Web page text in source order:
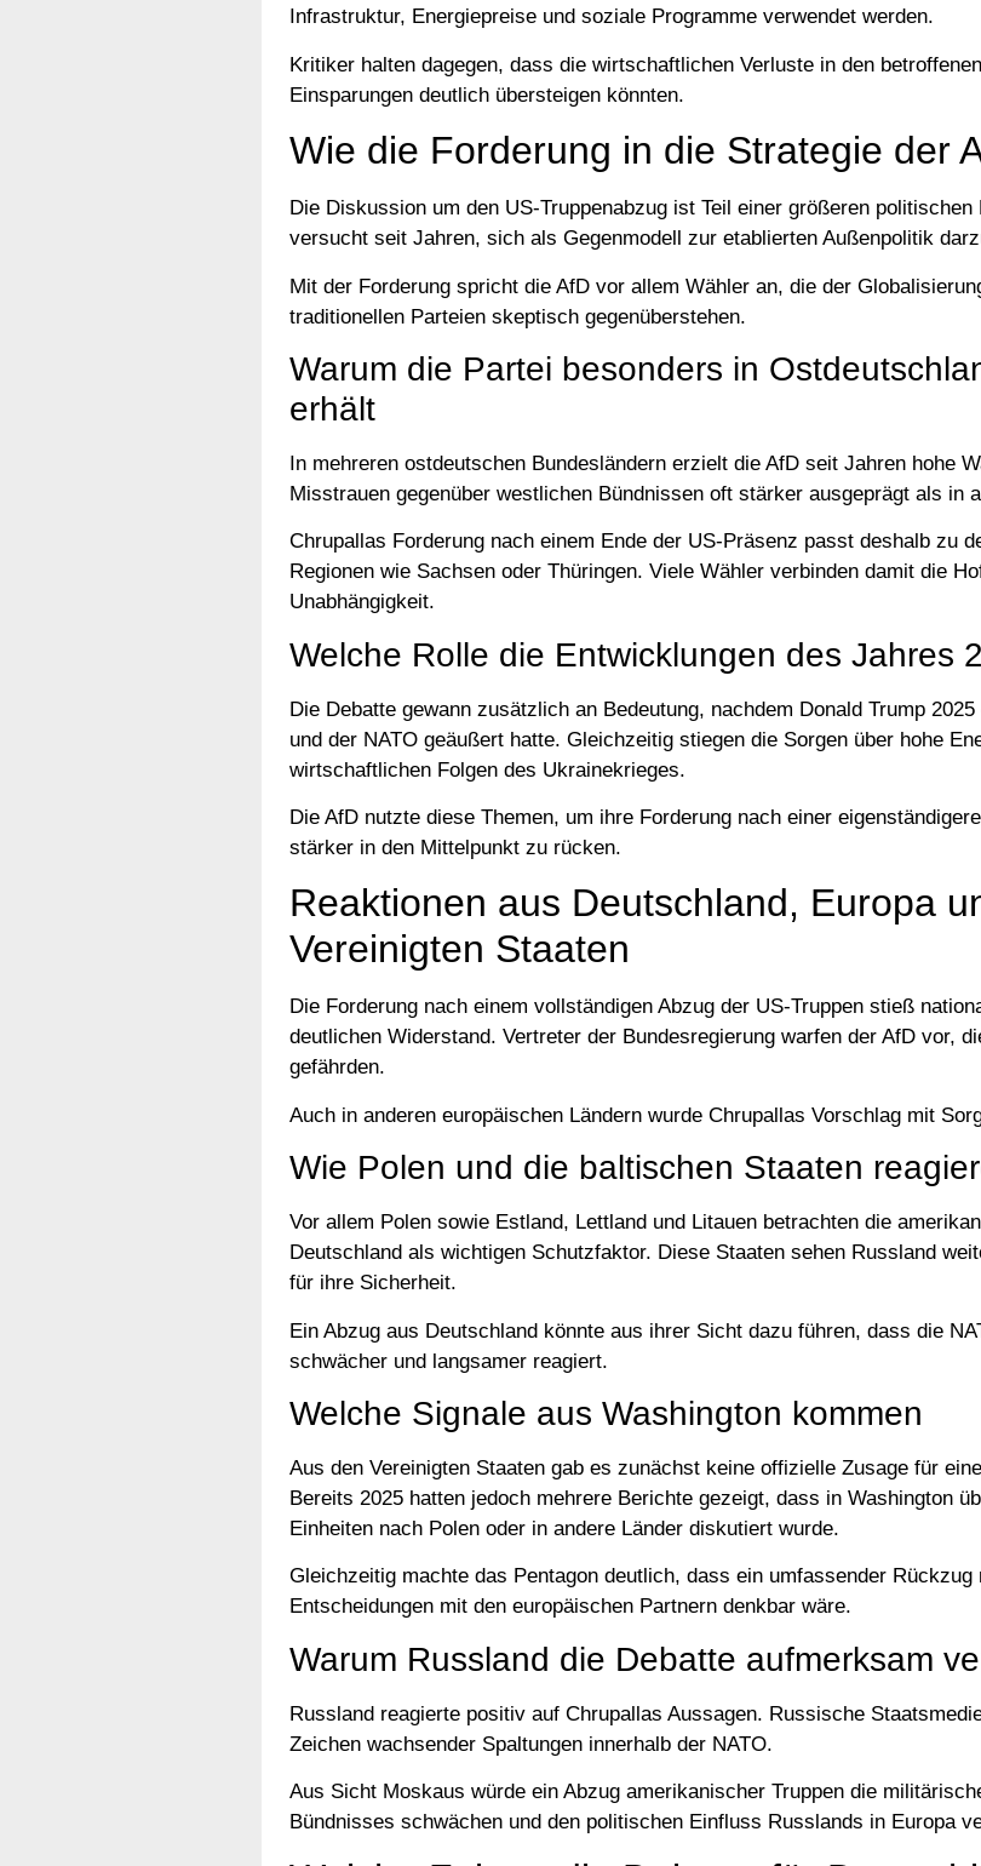
Infrastruktur, Energiepreise und soziale Programme verwendet werden.
Kritiker halten dagegen, dass die wirtschaftlichen Verluste in den
Einsparungen deutlich übersteigen könnten.
Wie die Forderung in die Strategie der
Die Diskussion um den US-Truppenabzug ist Teil einer größeren
versucht seit Jahren, sich als Gegenmodell zur etablierten Außenpolitik
Mit der Forderung spricht die AfD vor allem Wähler an, die der
traditionellen Parteien skeptisch gegenüberstehen.
Warum die Partei besonders in
erhält
In mehreren ostdeutschen Bundesländern erzielt die AfD seit Jahren hohe
Misstrauen gegenüber westlichen Bündnissen oft stärker ausgeprägt als in
Chrupallas Forderung nach einem Ende der US-Präsenz passt deshalb zu
Regionen wie Sachsen oder Thüringen. Viele Wähler verbinden damit die
Unabhängigkeit.
Welche Rolle die Entwicklungen des Jahres
Die Debatte gewann zusätzlich an Bedeutung, nachdem Donald Trump
und der NATO geäußert hatte. Gleichzeitig stiegen die Sorgen über hohe
wirtschaftlichen Folgen des Ukrainekrieges.
Die AfD nutzte diese Themen, um ihre Forderung nach einer
stärker in den Mittelpunkt zu rücken.
Reaktionen aus Deutschland, Europa
Vereinigten Staaten
Die Forderung nach einem vollständigen Abzug der US-Truppen stieß
deutlichen Widerstand. Vertreter der Bundesregierung warfen der AfD vor,
gefährden.
Auch in anderen europäischen Ländern wurde Chrupallas Vorschlag mit
Wie Polen und die baltischen Staaten
Vor allem Polen sowie Estland, Lettland und Litauen betrachten die
Deutschland als wichtigen Schutzfaktor. Diese Staaten sehen Russland
für ihre Sicherheit.
Ein Abzug aus Deutschland könnte aus ihrer Sicht dazu führen, dass die
schwächer und langsamer reagiert.
Welche Signale aus Washington kommen
Aus den Vereinigten Staaten gab es zunächst keine offizielle Zusage für
Bereits 2025 hatten jedoch mehrere Berichte gezeigt, dass in Washington
Einheiten nach Polen oder in andere Länder diskutiert wurde.
Gleichzeitig machte das Pentagon deutlich, dass ein umfassender
Entscheidungen mit den europäischen Partnern denkbar wäre.
Warum Russland die Debatte aufmerksam
Russland reagierte positiv auf Chrupallas Aussagen. Russische
Zeichen wachsender Spaltungen innerhalb der NATO.
Aus Sicht Moskaus würde ein Abzug amerikanischer Truppen die
Bündnisses schwächen und den politischen Einfluss Russlands in Europa